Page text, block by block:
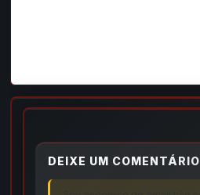
DEIXE UM COMENTÁRIO